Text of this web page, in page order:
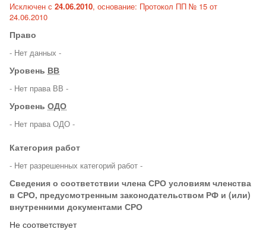
Исключен с 24.06.2010, основание: Протокол ПП № 15 от
24.06.2010
Право
- Нет данных -
Уровень ВВ
- Нет права ВВ -
Уровень ОДО
- Нет права ОДО -
Категория работ
- Нет разрешенных категорий работ -
Сведения о соответствии члена СРО условиям членства
в СРО, предусмотренным законодательством РФ и (или)
внутренними документами СРО
Не соответствует